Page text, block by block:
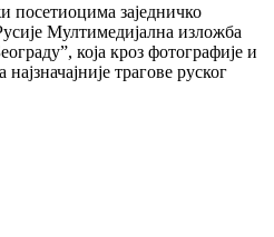
посетиоцима заједничко
Мултимедијална изложба
која кроз фотографије и
трагове руског